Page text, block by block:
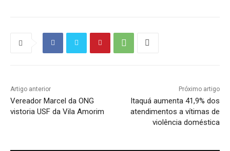
Artigo anterior
Vereador Marcel da ONG
vistoria USF da Vila Amorim
Próximo artigo
Itaquá aumenta 41,9% dos
atendimentos a vítimas de
violência doméstica